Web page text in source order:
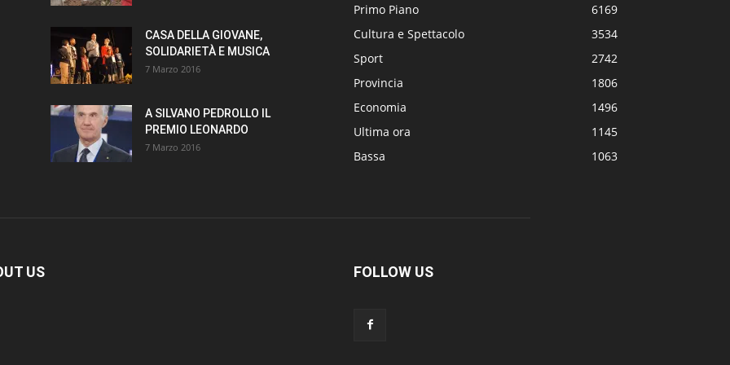
CASA DELLA GIOVANE,
SOLIDARIETÀ E MUSICA
7 Marzo 2016
A SILVANO PEDROLLO IL
PREMIO LEONARDO
7 Marzo 2016
Primo Piano
6169
Cultura e Spettacolo
3534
Sport
2742
Provincia
1806
Economia
1496
Ultima ora
1145
Bassa
1063
US FOLLOW US